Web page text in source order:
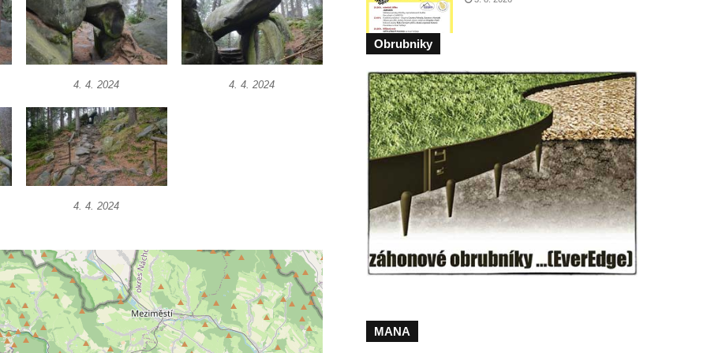
4. 4. 2024 4. 4. 2024
4. 4. 2024
Obrubniky
MANA